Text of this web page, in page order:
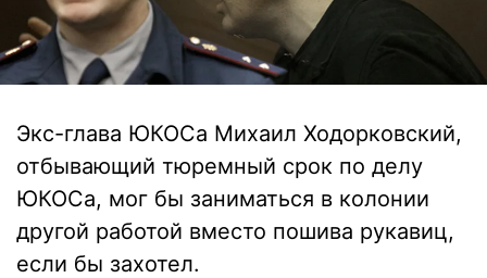
Экс-глава ЮКОСа Михаил Ходорковский,
отбывающий тюремный срок по делу
ЮКОСа, мог бы заниматься в колонии
другой работой вместо пошива рукавиц,
если бы захотел.